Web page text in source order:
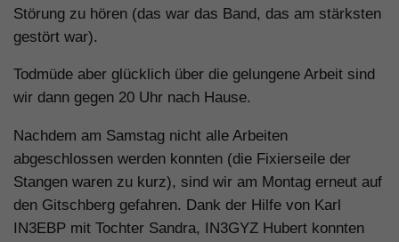
Störung zu hören (das war das Band, das am stärksten
gestört war).
Todmüde aber glücklich über die gelungene Arbeit sind
wir dann gegen 20 Uhr nach Hause.
Nachdem am Samstag nicht alle Arbeiten
abgeschlossen werden konnten (die Fixierseile der
Stangen waren zu kurz), sind wir am Montag erneut auf
den Gitschberg gefahren. Dank der Hilfe von Karl
IN3EBP mit Tochter Sandra, IN3GYZ Hubert konnten